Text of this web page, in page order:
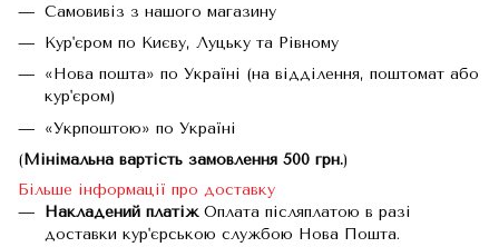
Самовивіз з нашого магазину
Кур'єром по Києву, Луцьку та Рівному
«Нова пошта» по Україні (на відділення, поштомат або
кур'єром)
«Укрпоштою» по Україні
(Мінімальна вартість замовлення 500 грн.)
Більше інформації про доставку
Накладений платіжОплата післяплатою в разі
доставки кур'єрською службою Нова Пошта.